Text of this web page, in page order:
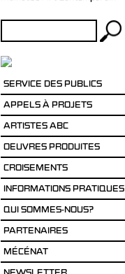
SERVICE DES PUBLICS
APPELS À PROJETS
ARTISTES ABC
OEUVRES PRODUITES
CROISEMENTS
INFORMATIONS PRATIQUES
QUI SOMMES-NOUS?
PARTENAIRES
MÉCÉNAT